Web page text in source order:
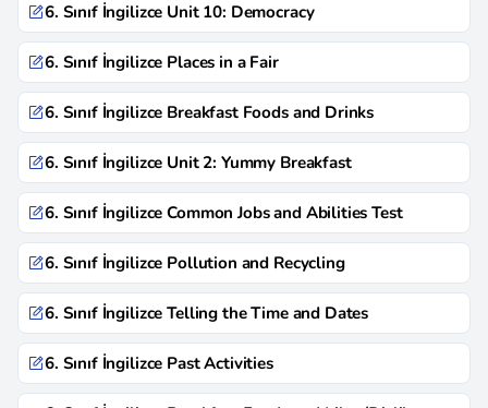
6. Sınıf İngilizce Unit 10: Democracy
6. Sınıf İngilizce Places in a Fair
6. Sınıf İngilizce Breakfast Foods and Drinks
6. Sınıf İngilizce Unit 2: Yummy Breakfast
6. Sınıf İngilizce Common Jobs and Abilities Test
6. Sınıf İngilizce Pollution and Recycling
6. Sınıf İngilizce Telling the Time and Dates
6. Sınıf İngilizce Past Activities